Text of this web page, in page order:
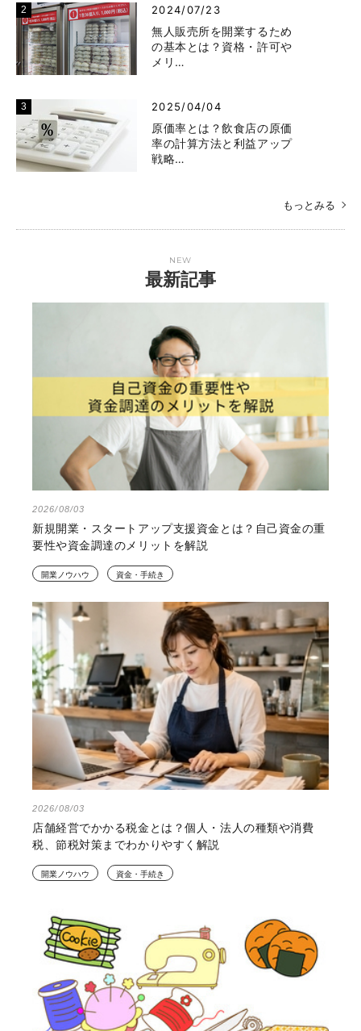
2024/07/23
無人販売所を開業するため
の基本とは？資格・許可や
メリ…
2025/04/04
原価率とは？飲食店の原価
率の計算方法と利益アップ
戦略…
もっとみる
NEW
最新記事
2026/08/03
新規開業・スタートアップ支援資金とは？自己資金の重
要性や資金調達のメリットを解説
開業ノウハウ 資金・手続き
2026/08/03
店舗経営でかかる税金とは？個人・法人の種類や消費
税、節税対策までわかりやすく解説
開業ノウハウ 資金・手続き